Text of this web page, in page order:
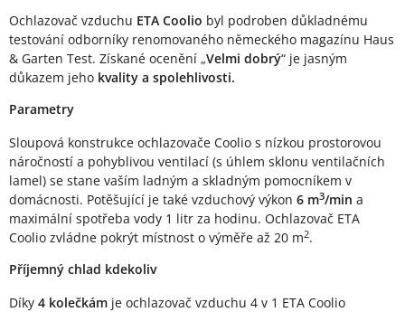
Ochlazovač vzduchu ETA Coolio byl podroben důkladnému
testování odborníky renomovaného německého magazínu Haus
& Garten Test. Získané ocenění „Velmi dobrý“ je jasným
důkazem jeho kvality a spolehlivosti.
Parametry
Sloupová konstrukce ochlazovače Coolio s nízkou prostorovou
náročností a pohyblivou ventilací (s úhlem sklonu ventilačních
lamel) se stane vaším ladným a skladným pomocníkem v
domácnosti. Potěšující je také vzduchový výkon 6 m3/min a
maximální spotřeba vody 1 litr za hodinu. Ochlazovač ETA
Coolio zvládne pokrýt místnost o výměře až 20 m2.
Příjemný chlad kdekoliv
Díky 4 kolečkám je ochlazovač vzduchu 4 v 1 ETA Coolio